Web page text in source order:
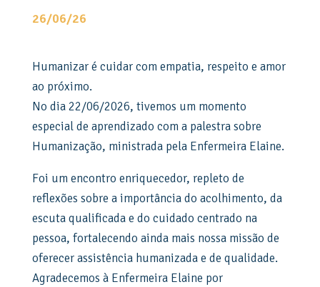
26/06/26
Humanizar é cuidar com empatia, respeito e amor
ao próximo.
No dia 22/06/2026, tivemos um momento
especial de aprendizado com a palestra sobre
Humanização, ministrada pela Enfermeira Elaine.
Foi um encontro enriquecedor, repleto de
reflexões sobre a importância do acolhimento, da
escuta qualificada e do cuidado centrado na
pessoa, fortalecendo ainda mais nossa missão de
oferecer assistência humanizada e de qualidade.
Agradecemos à Enfermeira Elaine por